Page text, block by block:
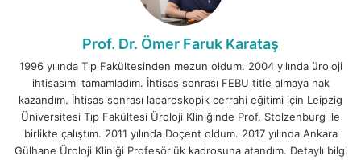
Prof. Dr. Ömer Faruk Karataş
1996 yılında Tıp Fakültesinden mezun oldum. 2004 yılında üroloji
ihtisasımı tamamladım. İhtisas sonrası FEBU title almaya hak
kazandım. İhtisas sonrası laparoskopik cerrahi eğitimi için Leipzig
Üniversitesi Tıp Fakültesi Üroloji Kliniğinde Prof. Stolzenburg ile
birlikte çalıştım. 2011 yılında Doçent oldum. 2017 yılında Ankara
Gülhane Üroloji Kliniği Profesörlük kadrosuna atandım. Detaylı bilgi